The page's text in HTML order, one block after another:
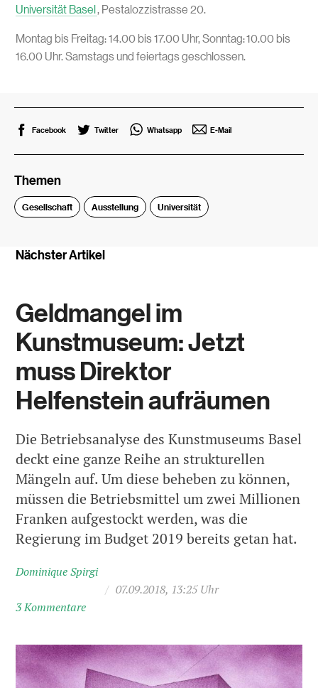
Universität Basel, Pestalozzistrasse 20.
Montag bis Freitag: 14.00 bis 17.00 Uhr, Sonntag: 10.00 bis
16.00 Uhr. Samstags und feiertags geschlossen.
Facebook Twitter Whatsapp E-Mail
Themen
Gesellschaft Ausstellung Universität
Nächster Artikel
Geldmangel im
Kunstmuseum: Jetzt
muss Direktor
Helfenstein aufräumen
Die Betriebsanalyse des Kunstmuseums Basel
deckt eine ganze Reihe an strukturellen
Mängeln auf. Um diese beheben zu können,
müssen die Betriebsmittel um zwei Millionen
Franken aufgestockt werden, was die
Regierung im Budget 2019 bereits getan hat.
Dominique Spirgi
/ 07.09.2018, 13:25 Uhr
3 Kommentare